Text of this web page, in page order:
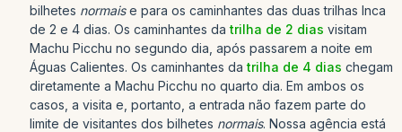
bilhetes normaise para os caminhantes das duas trilhas Inca
de 2 e 4 dias. Os caminhantes datrilha de 2 dias visitam
Machu Picchu no segundo dia, após passarem a noite em
Águas Calientes. Os caminhantes datrilha de 4 dias chegam
diretamente a Machu Picchu no quarto dia. Em ambos os
casos, a visita e, portanto, a entrada não fazem parte do
limite de visitantes dos bilhetes normais. Nossa agência está